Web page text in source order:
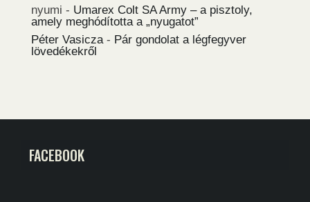
nyumi - Umarex Colt SA Army – a pisztoly,
amely meghódította a „nyugatot”
Péter Vasicza - Pár gondolat a légfegyver
lövedékekről
FACEBOOK